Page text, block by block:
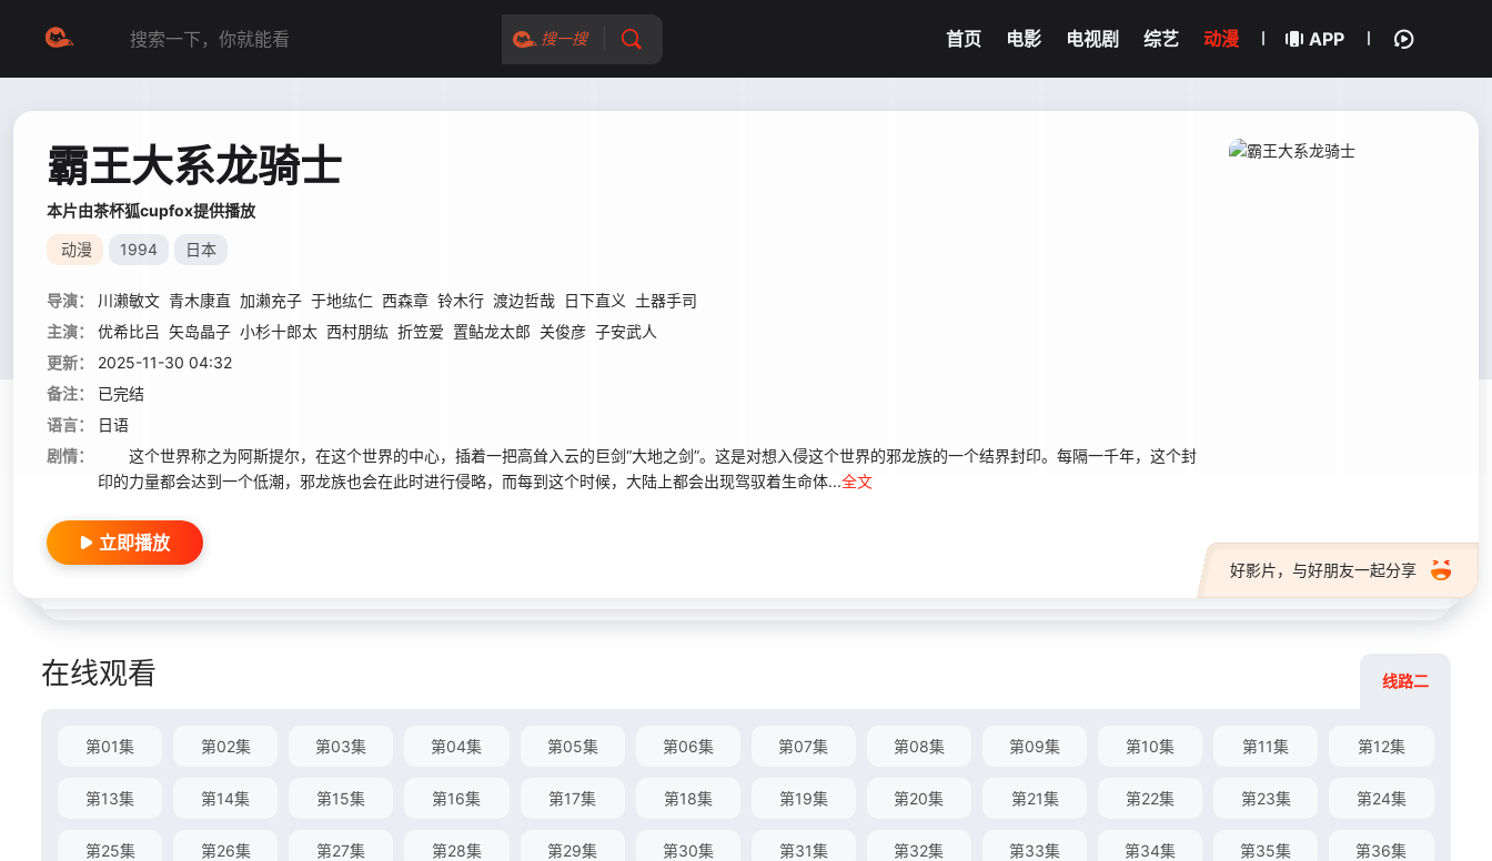
搜一搜 首页 电影 电视剧 综艺 动漫 APP
霸王大系龙骑士
本片由茶杯狐cupfox提供播放
动漫 1994 日本
导演： 川濑敏文 青木康直 加濑充子 于地纮仁 西森章 铃木行 渡边哲哉 日下直义
土器手司
主演：
优希比吕 矢岛晶子 小杉十郎太 西村朋纮 折笠爱 置鲇龙太郎 关俊彦 子安武人
更新：
2025-11-30 04:32
备注：
已完结
语言：
日语
剧情：
这个世界称之为阿斯提尔，在这个世界的中心，插着一把高耸入云的巨剑“大地之剑”。这是对想入侵这个世界的邪龙族的一个结界封印。每隔一千年，这个封
印的力量都会达到一个低潮，邪龙族也会在此时进行侵略，而每到这个时候，大陆上都会出现驾驭着生命体...全文
好影片，与好朋友一起分享
立即播放
在线观看 线路二
第01集 第02集 第03集 第04集 第05集 第06集 第07集 第08集 第09集 第10集 第11集 第12集
第13集 第14集 第15集 第16集 第17集 第18集 第19集 第20集 第21集 第22集 第23集 第24集
第25集 第26集 第27集 第28集 第29集 第30集 第31集 第32集 第33集 第34集 第35集 第36集